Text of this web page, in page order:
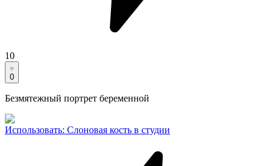
10
0
Безмятежный портрет беременной
Использовать: Слоновая кость в студии